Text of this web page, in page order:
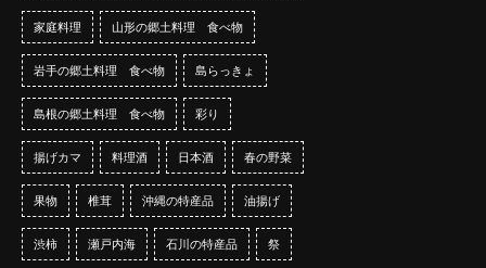
家庭料理 山形の郷土料理 食べ物
岩手の郷土料理 食べ物 島らっきょ
島根の郷土料理 食べ物 彩り
揚げカマ 料理酒 日本酒 春の野菜
果物 椎茸 沖縄の特産品 油揚げ
渋柿 瀬戸内海 石川の特産品 祭